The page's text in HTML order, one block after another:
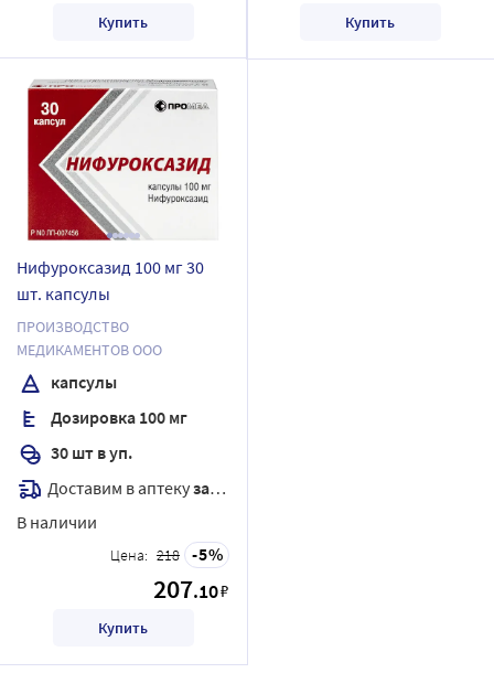
Купить Купить
Нифуроксазид 100 мг 30
шт. капсулы
ПРОИЗВОДСТВО
МЕДИКАМЕНТОВ ООО
капсулы
Дозировка 100 мг
30 шт в уп.
Доставим в аптекузавтра
В наличии
Цена: 218 5
207.10₽
Купить